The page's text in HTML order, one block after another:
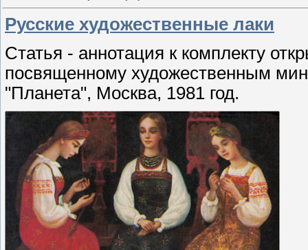
Русские художественные лаки
Статья - аннотация к комплекту
посвященному художественным
"Планета", Москва, 1981 год.